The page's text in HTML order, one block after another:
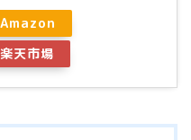
Amazon
楽天市場